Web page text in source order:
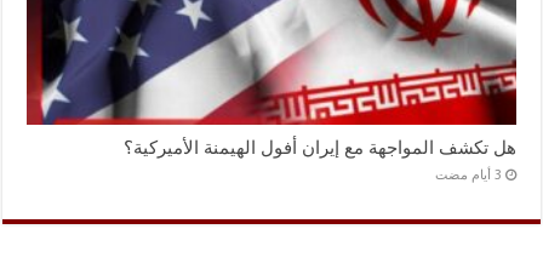
هل تكشف المواجهة مع إيران أفول الهيمنة الأميركية؟